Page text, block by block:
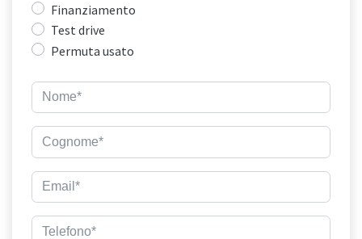
Finanziamento
Test drive
Permuta usato